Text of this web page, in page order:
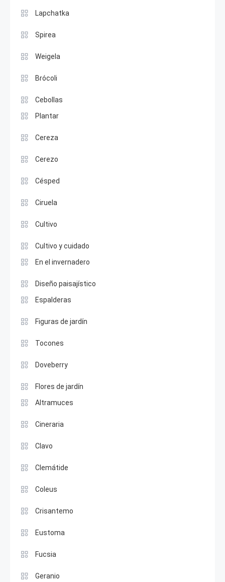
Lapchatka
Spirea
Weigela
Brócoli
Cebollas
Plantar
Cereza
Cerezo
Césped
Ciruela
Cultivo
Cultivo y cuidado
En el invernadero
Diseño paisajístico
Espalderas
Figuras de jardín
Tocones
Doveberry
Flores de jardín
Altramuces
Cineraria
Clavo
Clemátide
Coleus
Crisantemo
Eustoma
Fucsia
Geranio